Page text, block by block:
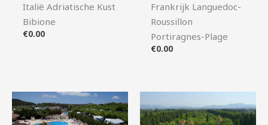
Italië Adriatische Kust
Bibione
€0.00
Frankrijk Languedoc-
Roussillon
Portiragnes-Plage
€0.00